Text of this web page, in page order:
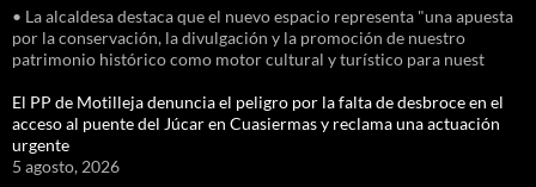
• La alcaldesa destaca que el nuevo espacio representa "una apuesta
por la conservación, la divulgación y la promoción de nuestro
patrimonio histórico como motor cultural y turístico para nuest
El PP de Motilleja denuncia el peligro por la falta de desbroce en el
acceso al puente del Júcar en Cuasiermas y reclama una actuación
urgente
5 agosto, 2026